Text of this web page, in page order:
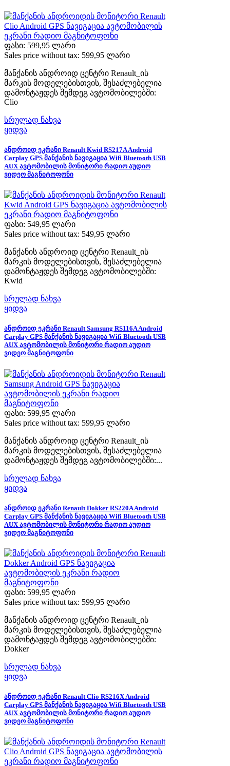
ფასი: 599,95 ლარი
Sales price without tax: 599,95 ლარი
მანქანის ანდროიდ ცენტრი Renault_ის
მარკის მოდელებისთვის, შესაძლებელია
დამონტაჟდეს შემდეგ ავტომობილებში:
Clio
სრულად ნახვა
ყიდვა
ანდროიდ ეკრანი Renault Kwid RS217A Android
Carplay GPS მანქანის ნავიგაცია Wifi Bluetooth USB
AUX ავტომობილის მონიტორი რადიო აუდიო
ვიდეო მაგნიტოფონი
ფასი: 549,95 ლარი
Sales price without tax: 549,95 ლარი
მანქანის ანდროიდ ცენტრი Renault_ის
მარკის მოდელებისთვის, შესაძლებელია
დამონტაჟდეს შემდეგ ავტომობილებში:
Kwid
სრულად ნახვა
ყიდვა
ანდროიდ ეკრანი Renault Samsung RS116A Android
Carplay GPS მანქანის ნავიგაცია Wifi Bluetooth USB
AUX ავტომობილის მონიტორი რადიო აუდიო
ვიდეო მაგნიტოფონი
ფასი: 599,95 ლარი
Sales price without tax: 599,95 ლარი
მანქანის ანდროიდ ცენტრი Renault_ის
მარკის მოდელებისთვის, შესაძლებელია
დამონტაჟდეს შემდეგ ავტომობილებში:...
სრულად ნახვა
ყიდვა
ანდროიდ ეკრანი Renault Dokker RS220A Android
Carplay GPS მანქანის ნავიგაცია Wifi Bluetooth USB
AUX ავტომობილის მონიტორი რადიო აუდიო
ვიდეო მაგნიტოფონი
ფასი: 599,95 ლარი
Sales price without tax: 599,95 ლარი
მანქანის ანდროიდ ცენტრი Renault_ის
მარკის მოდელებისთვის, შესაძლებელია
დამონტაჟდეს შემდეგ ავტომობილებში:
Dokker
სრულად ნახვა
ყიდვა
ანდროიდ ეკრანი Renault Clio RS216X Android
Carplay GPS მანქანის ნავიგაცია Wifi Bluetooth USB
AUX ავტომობილის მონიტორი რადიო აუდიო
ვიდეო მაგნიტოფონი